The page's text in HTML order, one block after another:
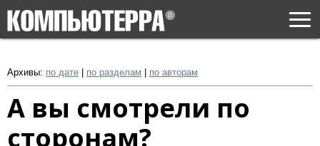
Архивы: по дате по разделам по авторам
А вы смотрели по
сторонам?